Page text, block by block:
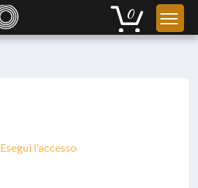
Esegui l'accesso